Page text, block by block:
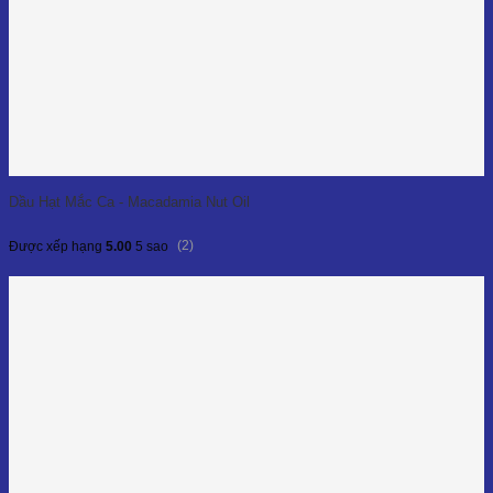
Dầu Hạt Mắc Ca - Macadamia Nut Oil
Được xếp hạng 5.00 5 sao (2)